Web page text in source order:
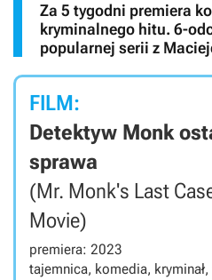
Za 5 tygodni premiera
kryminalnego hitu. 6-
popularnej serii z
FILM:
Detektyw Monk
sprawa
(Mr. Monk's Last
Movie)
premiera: 2023
tajemnica, komedia,